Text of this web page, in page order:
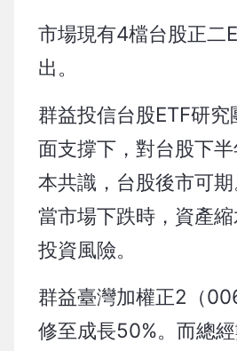
市場現有4檔台股正二
出。
群益投信台股ETF研
面支撐下，對台股下
本共識，台股後市可
當市場下跌時，資產
投資風險。
群益臺灣加權正2（
修至成長50%。而總